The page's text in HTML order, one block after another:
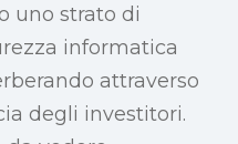
uno strato di
informatica
attraverso
degli investitori.